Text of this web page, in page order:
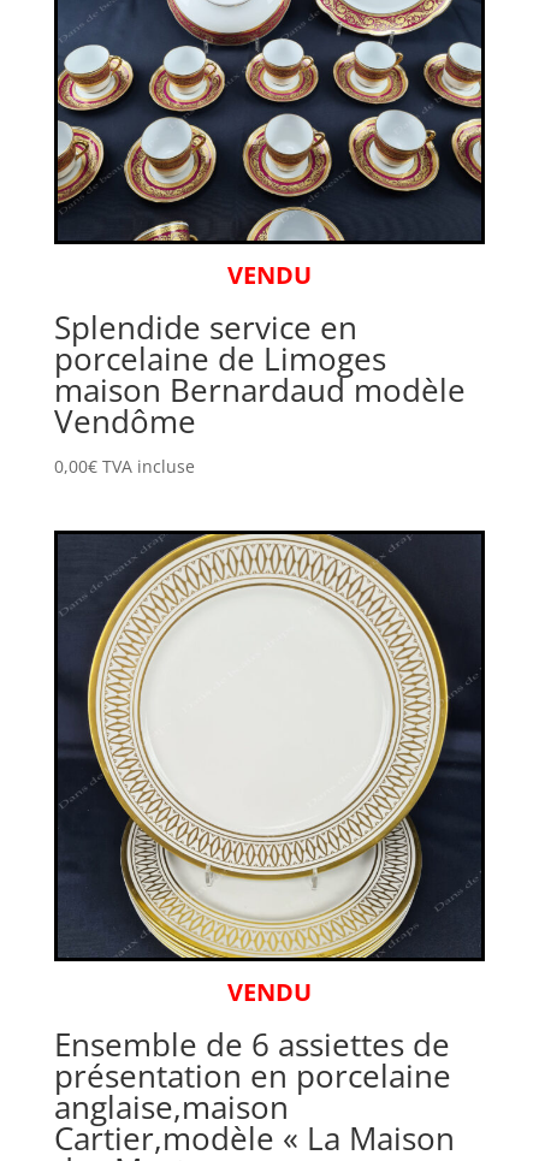
VENDU
Splendide service en
porcelaine de Limoges
maison Bernardaud modèle
Vendôme
0,00€ TVA incluse
VENDU
Ensemble de 6 assiettes de
présentation en porcelaine
anglaise,maison
Cartier,modèle « La Maison